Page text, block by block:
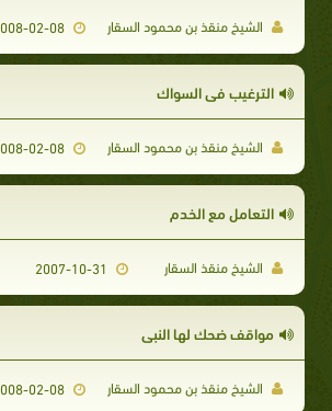
الشيخ منقذ بن محمود السقار 2008-02-08
الترغيب في السواك
الشيخ منقذ بن محمود السقار 2008-02-08
التعامل مع الخدم
الشيخ منقذ السقار
مواقف ضحك لها النبي
الشيخ منقذ بن محمود السقار 2008-02-08